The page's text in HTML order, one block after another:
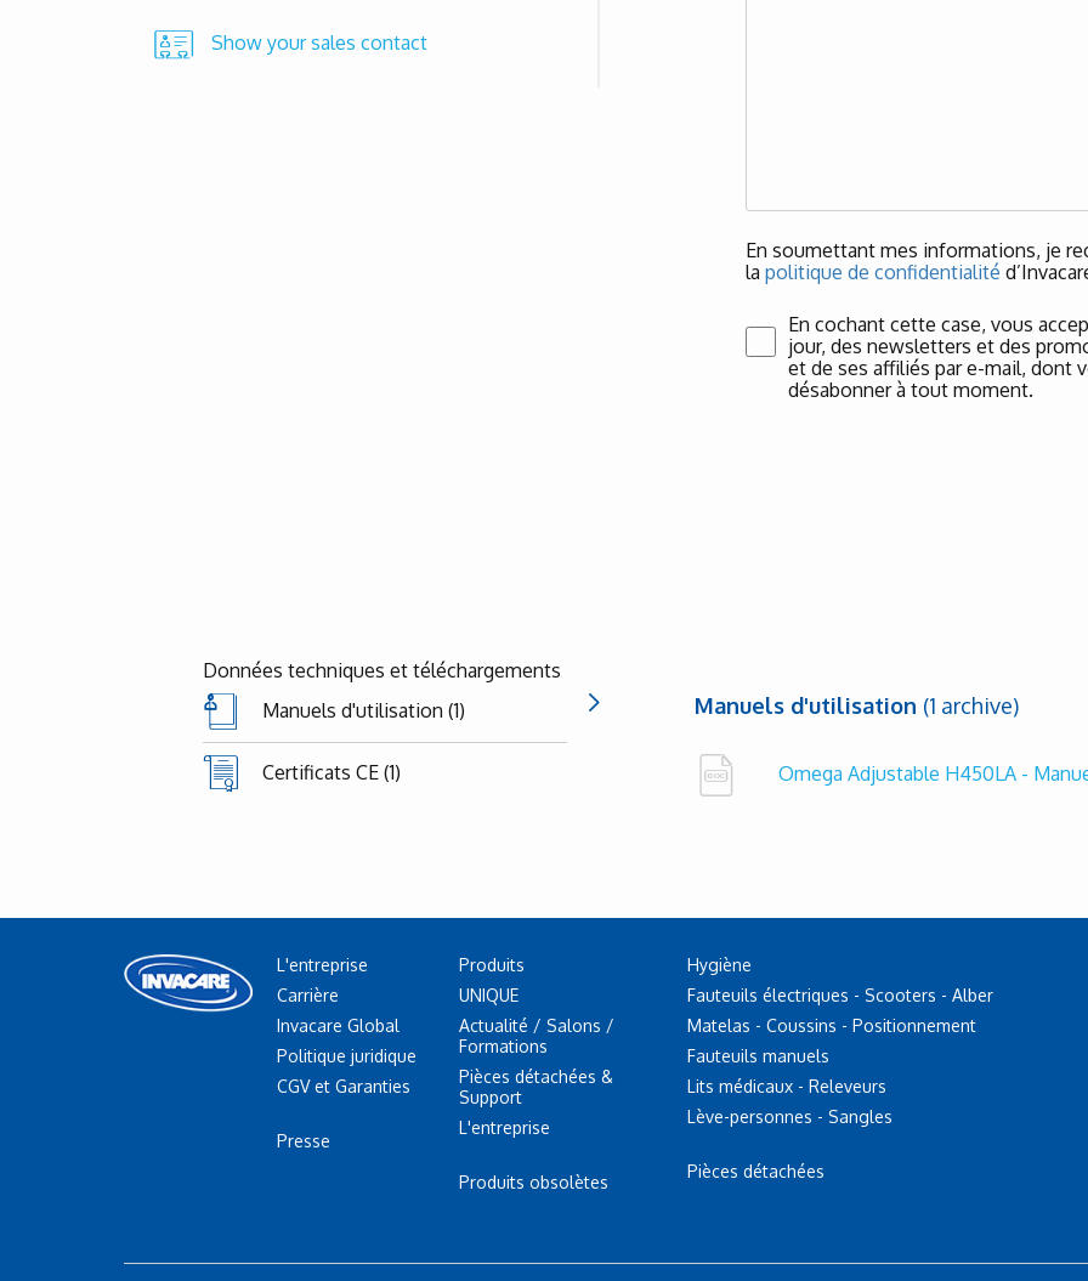
Show your sales contact
En soumettant mes informations, je
lapolitique de confidentialité
En cochant cette case, vous
jour, des newsletters et des
et de ses affiliés par e-mail, dont
désabonner à tout moment.
Données techniques et téléchargements
Manuels d'utilisation (1)
Manuels d'utilisation (1 archive)
Omega Adjustable H450LA -
Certificats CE (1)
L'entreprise
Carrière
Invacare Global
Politique juridique
CGV et Garanties
Presse
Produits
UNIQUE
Actualité / Salons /
Formations
Pièces détachées &
Support
L'entreprise
Produits obsolètes
Hygiène
Fauteuils électriques - Scooters - Alber
Matelas - Coussins - Positionnement
Fauteuils manuels
Lits médicaux - Releveurs
Lève-personnes - Sangles
Pièces détachées